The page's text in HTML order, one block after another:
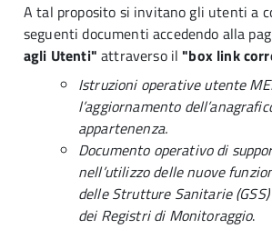
A tal proposito si invitano gli utenti a
seguenti documenti accedendo alla
agli Utenti" attraverso il "box link
Istruzioni operative utente
l’aggiornamento
appartenenza.
Documento operativo di
nell’utilizzo delle nuove
delle Strutture Sanitarie
dei Registri di Monitoraggio.